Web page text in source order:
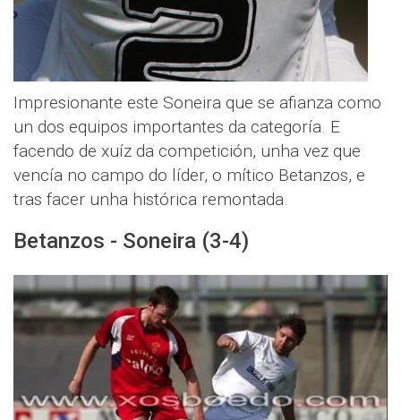
Impresionante este Soneira que se afianza como
un dos equipos importantes da categoría. E
facendo de xuíz da competición, unha vez que
vencía no campo do líder, o mítico Betanzos, e
tras facer unha histórica remontada.
Betanzos - Soneira (3-4)